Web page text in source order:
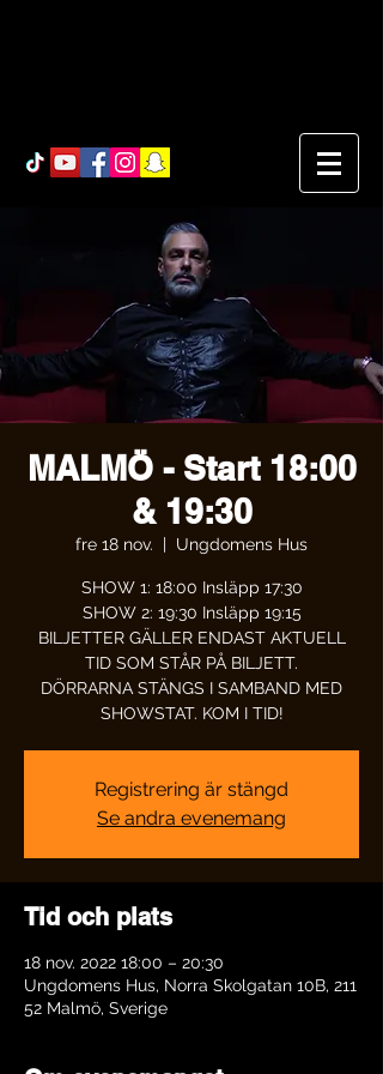
MALMÖ - Start 18:00
& 19:30
fre 18 nov.
  |
Ungdomens Hus
SHOW 1: 18:00 Insläpp 17:30
SHOW 2: 19:30 Insläpp 19:15
BILJETTER GÄLLER ENDAST AKTUELL
TID SOM STÅR PÅ BILJETT.
DÖRRARNA STÄNGS I SAMBAND MED
Registrering är stängd
Se andra evenemang
Tid och plats
18 nov. 2022 18:00 – 20:30
Ungdomens Hus, Norra Skolgatan 10B, 211
52 Malmö, Sverige